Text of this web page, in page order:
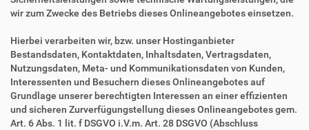
wir zum Zwecke des Betriebs dieses Onlineangebotes einsetzen.
Hierbei verarbeiten wir, bzw. unser Hostinganbieter
Bestandsdaten, Kontaktdaten, Inhaltsdaten, Vertragsdaten,
Nutzungsdaten, Meta- und Kommunikationsdaten von Kunden,
Interessenten und Besuchern dieses Onlineangebotes auf
Grundlage unserer berechtigten Interessen an einer effizienten
und sicheren Zurverfügungstellung dieses Onlineangebotes gem.
Art. 6 Abs. 1 lit. f DSGVO i.V.m. Art. 28 DSGVO (Abschluss